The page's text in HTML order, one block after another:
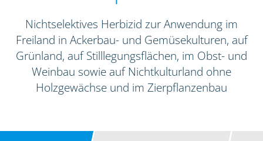
Nichtselektives Herbizid zur Anwendung im
Freiland in Ackerbau- und Gemüsekulturen, auf
Grünland, auf Stilllegungsflächen, im Obst- und
Weinbau sowie auf Nichtkulturland ohne
Holzgewächse und im Zierpflanzenbau